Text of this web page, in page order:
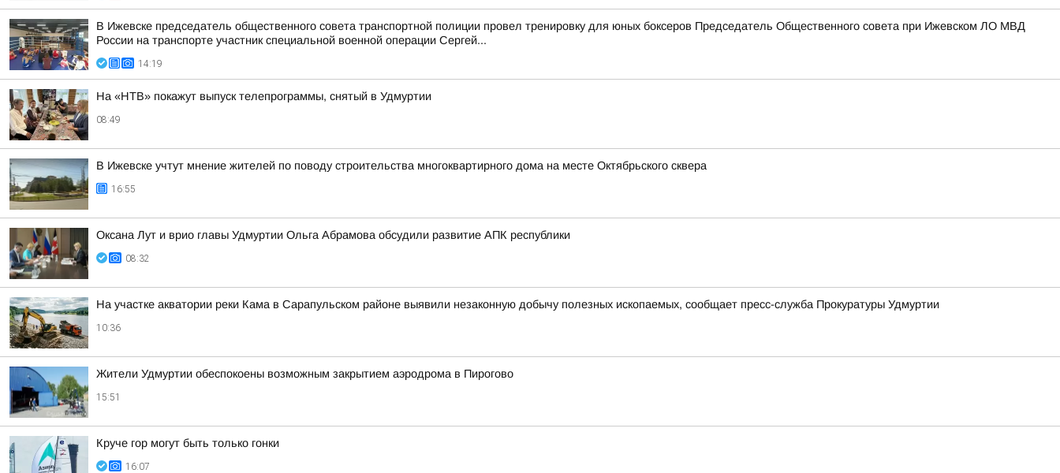
В Ижевске председатель общественного совета транспортной полиции провел тренировку для юных боксеров Председатель Общественного совета при Ижевском ЛО МВД
России на транспорте участник специальной военной операции Сергей...
14:19
На «НТВ» покажут выпуск телепрограммы, снятый в Удмуртии
08:49
В Ижевске учтут мнение жителей по поводу строительства многоквартирного дома на месте Октябрьского сквера
16:55
Оксана Лут и врио главы Удмуртии Ольга Абрамова обсудили развитие АПК республики
08:32
На участке акватории реки Кама в Сарапульском районе выявили незаконную добычу полезных ископаемых, сообщает пресс-служба Прокуратуры Удмуртии
10:36
Жители Удмуртии обеспокоены возможным закрытием аэродрома в Пирогово
15:51
Круче гор могут быть только гонки
16:07